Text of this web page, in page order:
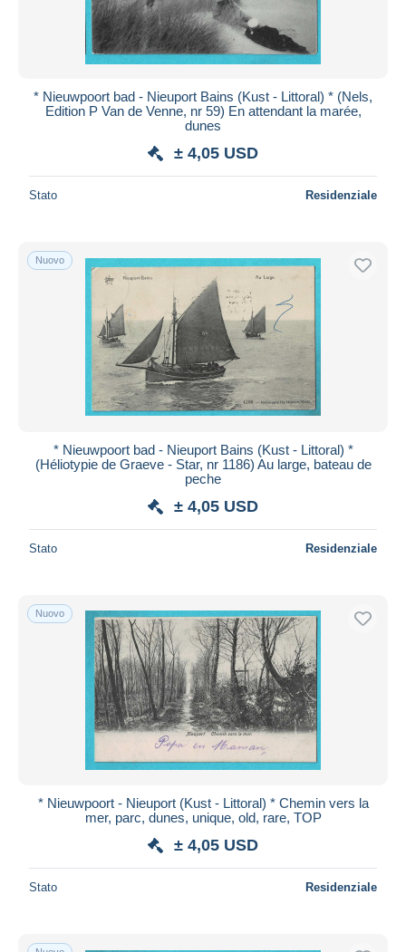
* Nieuwpoort bad - Nieuport Bains (Kust - Littoral) * (Nels,
Edition P Van de Venne, nr 59) En attendant la marée,
dunes
± 4,05 USD
Stato Residenziale
Nuovo
* Nieuwpoort bad - Nieuport Bains (Kust - Littoral) *
(Héliotypie de Graeve - Star, nr 1186) Au large, bateau de
peche
± 4,05 USD
Stato Residenziale
Nuovo
* Nieuwpoort - Nieuport (Kust - Littoral) * Chemin vers la
mer, parc, dunes, unique, old, rare, TOP
± 4,05 USD
Stato Residenziale